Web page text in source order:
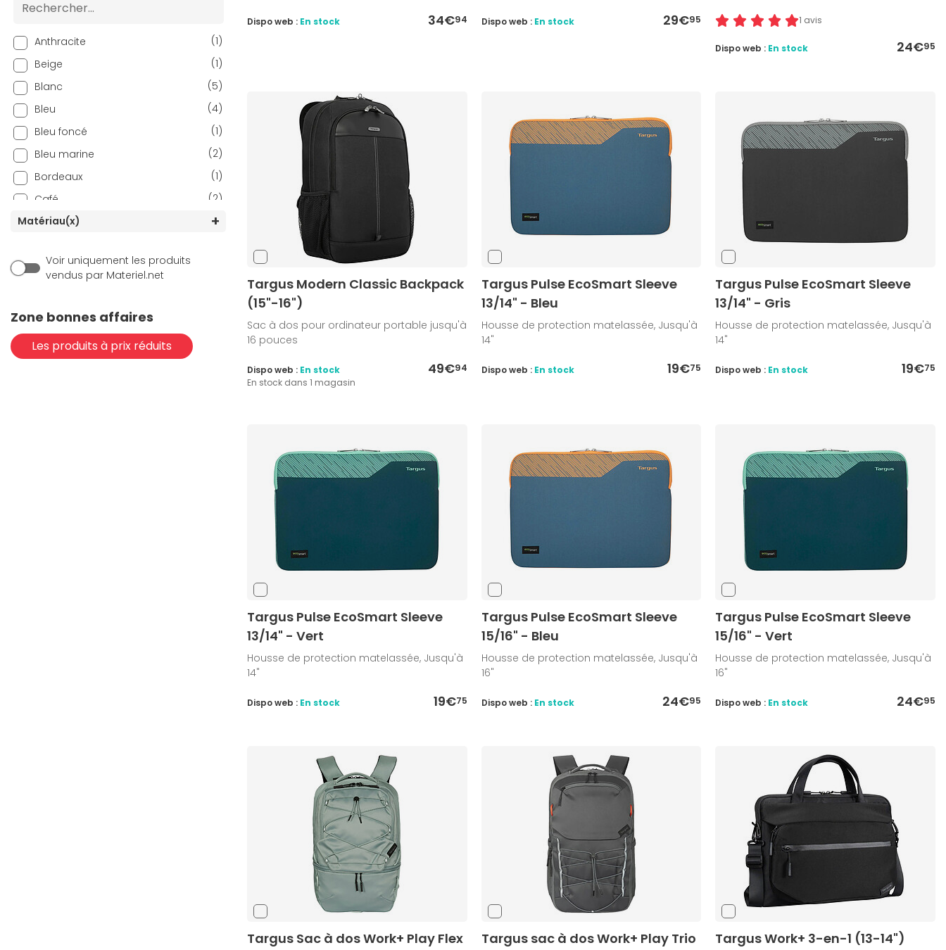
Anthracite
(1)
Beige
(1)
Blanc
(5)
Bleu
(4)
Bleu foncé
(1)
Bleu marine
(2)
Bordeaux
(1)
Café
(2)
Camel
(1)
Gris foncé
Kaki
Marron
Multicolore
Matériau(x)
Voir uniquement les produits
vendus par Materiel.net
Zone bonnes affaires
Les produits à prix réduits
34€94
Dispo web : En stock 29€95
Dispo web : En stock 1 avis
24€95
Dispo web : En stock
Targus Modern Classic Backpack
(15"-16")
Sac à dos pour ordinateur portable jusqu'à
16 pouces
49€94
Dispo web : En stock
En stock dans 1 magasin
Targus Pulse EcoSmart Sleeve
13/14" - Bleu
Housse de protection matelassée, Jusqu'à
14"
19€75
Dispo web : En stock
Targus Pulse EcoSmart Sleeve
13/14" - Gris
Housse de protection matelassée, Jusqu'à
14"
19€75
Dispo web : En stock
Targus Pulse EcoSmart Sleeve
13/14" - Vert
Housse de protection matelassée, Jusqu'à
14"
19€75
Dispo web : En stock
Targus Pulse EcoSmart Sleeve
15/16" - Bleu
Housse de protection matelassée, Jusqu'à
16"
24€95
Dispo web : En stock
Targus Pulse EcoSmart Sleeve
15/16" - Vert
Housse de protection matelassée, Jusqu'à
16"
24€95
Dispo web : En stock
Targus Sac à dos Work+ Play Flex Targus sac à dos Work+ Play Trio Targus Work+ 3-en-1 (13-14")